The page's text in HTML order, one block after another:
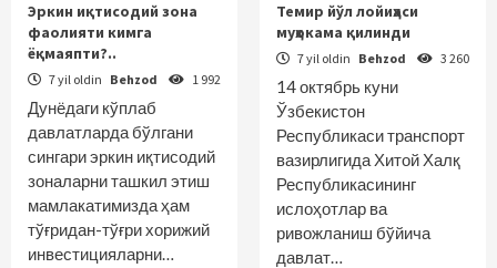
Эркин иқтисодий зона
фаолияти кимга
ёқмаяпти?..
7 yil oldin Behzod 1 992
Дунёдаги кўплаб
давлатларда бўлгани
сингари эркин иқтисодий
зоналарни ташкил этиш
мамлакатимизда ҳам
тўғридан-тўғри хорижий
инвес­тицияларни…
Темир йўл лойиҳаси
муҳокама қилинди
7 yil oldin Behzod 3 260
14 октябрь куни
Ўзбекистон
Республикаси транспорт
вазирлигида Хитой Халқ
Республикасининг
ислоҳотлар ва
ривожланиш бўйича
давлат…